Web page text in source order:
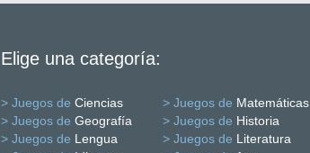
Elige una categoría:
> Juegos de Ciencias > Juegos de Matemáticas
> Juegos de Geografía > Juegos de Historia
> Juegos de Lengua > Juegos de Literatura